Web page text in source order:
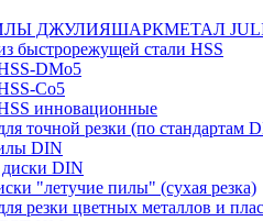
ДЖУЛИЯШАРКМЕТАЛ
быстрорежущей стали HSS
DMo5
Co5
инновационные
точной резки (по стандартам
DIN
DIN
"летучие пилы" (сухая резка)
резки цветных металлов и